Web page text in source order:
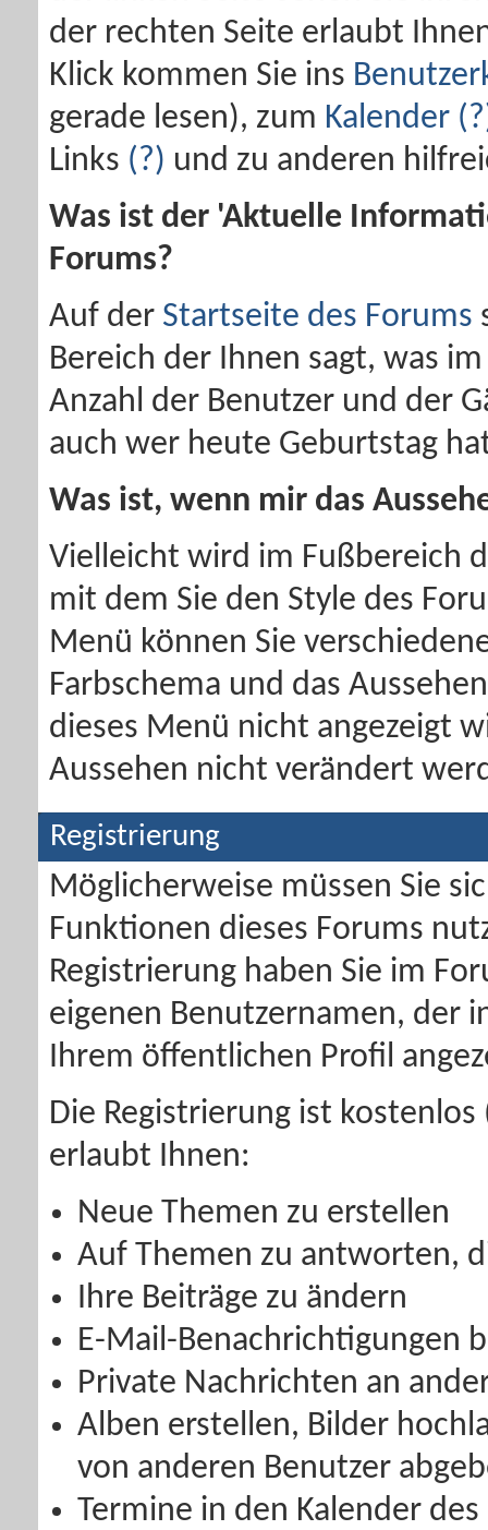
der rechten Seite erlaubt
Klick kommen Sie ins
gerade lesen), zum Kalender
Links (?) und zu anderen
Was ist der 'Aktuelle
Forums?
Auf der Startseite des Forums
Bereich der Ihnen sagt, was
Anzahl der Benutzer und der
auch wer heute Geburtstag
Was ist, wenn mir das
Vielleicht wird im Fußbereich
mit dem Sie den Style des
Menü können Sie
Farbschema und das
dieses Menü nicht angezeigt
Aussehen nicht verändert
Registrierung
Möglicherweise müssen Sie
Funktionen dieses Forums
Registrierung haben Sie im
eigenen Benutzernamen, der
Ihrem öffentlichen Profil
Die Registrierung ist
erlaubt Ihnen:
Neue Themen zu erstellen
Auf Themen zu antworten,
Ihre Beiträge zu ändern
E-Mail-Benachrichtigungen
Private Nachrichten an
Alben erstellen, Bilder
von anderen Benutzer
Termine in den Kalender